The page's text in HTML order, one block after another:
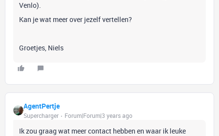
Venlo).
Kan je wat meer over jezelf vertellen?
Groetjes, Niels
AgentPertje
Supercharger Forum|Forum|3 years ago
Ik zou graag wat meer contact hebben en waar ik leuke